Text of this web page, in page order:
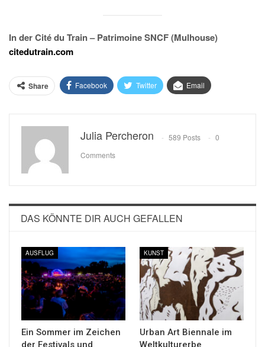
In der Cité du Train – Patrimoine SNCF (Mulhouse)
citedutrain.com
Share Facebook Twitter Email
Julia Percheron 589 Posts
0
Comments
DAS KÖNNTE DIR AUCH GEFALLEN
AUSFLUG
Ein Sommer im Zeichen
der Festivals und
KUNST
Urban Art Biennale im
Weltkulturerbe